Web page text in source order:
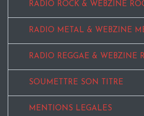
RADIO ROCK & WEBZINE
RADIO METAL & WEBZINE
RADIO REGGAE & WEBZINE
SOUMETTRE SON TITRE
MENTIONS LEGALES